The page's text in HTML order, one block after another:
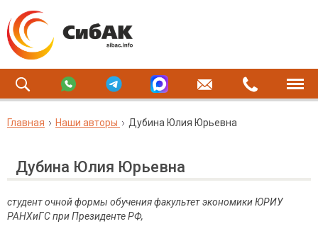
Главная Наши авторы Дубина Юлия Юрьевна
Дубина Юлия Юрьевна
студент очной формы обучения факультет экономики ЮРИУ
РАНХиГС при Президенте РФ,